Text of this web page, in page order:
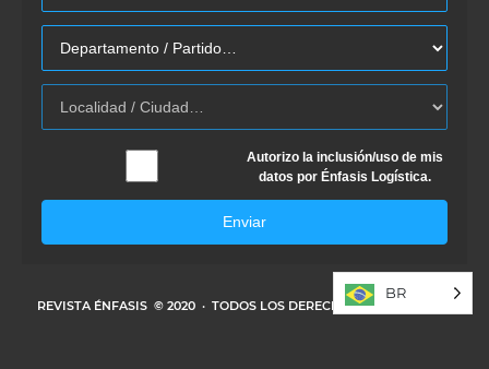
Autorizo la inclusión/uso de mis
datos por Énfasis Logística.
Enviar
REVISTA ÉNFASIS © 2020 · TODOS LOS DERECHOS RESERVADOS
BR